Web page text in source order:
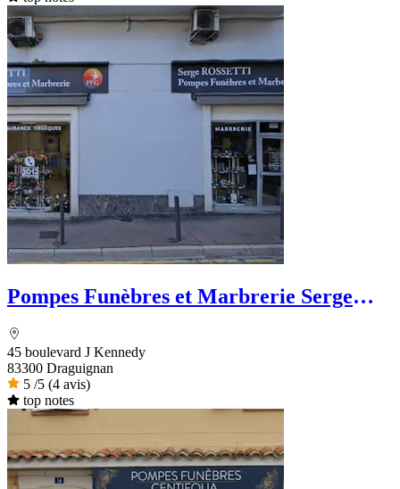
Pompes Funèbres et Marbrerie Serge
45 boulevard J Kennedy
83300 Draguignan
5 /5 (4 avis)
top notes